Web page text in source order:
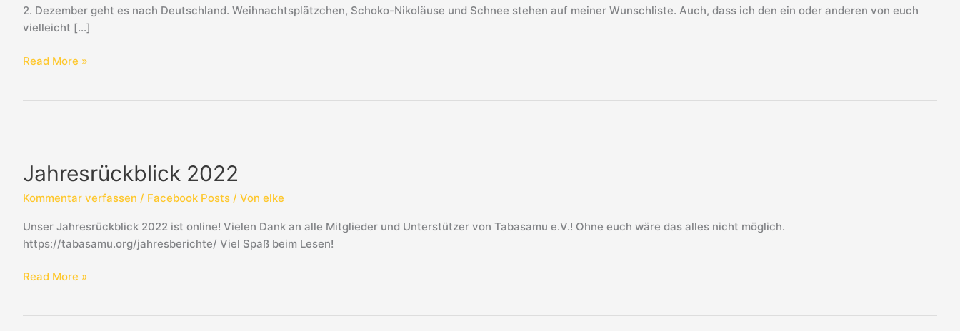
2. Dezember geht es nach Deutschland. Weihnachtsplätzchen, Schoko-Nikoläuse und Schnee stehen auf meiner Wunschliste. Auch, dass ich den ein oder anderen von euch
vielleicht […]
Read More »
Jahresrückblick 2022
Kommentar verfassen / Facebook Posts / Von elke
Unser Jahresrückblick 2022 ist online! Vielen Dank an alle Mitglieder und Unterstützer von Tabasamu e.V.! Ohne euch wäre das alles nicht möglich.
https://tabasamu.org/jahresberichte/ Viel Spaß beim Lesen!
Read More »